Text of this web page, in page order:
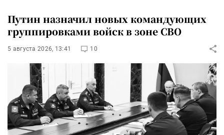
Путин назначил новых командующих
группировками войск в зоне СВО
5 августа 2026, 13:41 10